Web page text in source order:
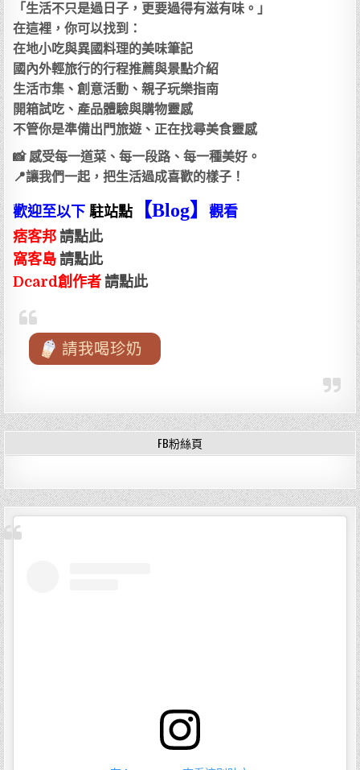
「生活不只是過日子，更要過得有滋有味。」
在這裡，你可以找到：
在地小吃與異國料理的美味筆記
國內外輕旅行的行程推薦與景點介紹
生活市集、創意活動、親子玩樂指南
開箱試吃、產品體驗與購物靈感
不管你是準備出門旅遊、正在找尋美食靈感
📸 感受每一道菜、每一段路、每一種美好。
📍讓我們一起，把生活過成喜歡的樣子！
歡迎至以下駐站點 【Blog】觀看
痞客邦 請點此
窩客島請點此
Dcard創作者 請點此
請我喝珍奶
FB粉絲頁